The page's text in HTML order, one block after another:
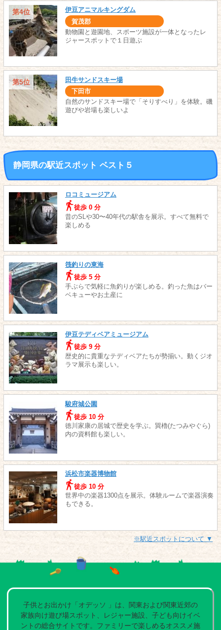
第4位 伊豆アニマルキングダム
賀茂郡
動物園と遊園地、スポーツ施設が一体となったレ
ジャースポットで１日遊ぶ
第5位 田牛サンドスキー場
下田市
自然のサンドスキー場で「そりすべり」を体験。磯
遊びや岩場も楽しいよ
静岡県の駅近スポット ベスト５
ロコミュージアム
徒歩 0 分
昔のSLや30〜40年代の駅舎を展示。すべて無料で
楽しめる
筏釣りの東海
徒歩 5 分
手ぶらで気軽に魚釣りが楽しめる。釣った魚はバー
ベキューやお土産に
伊豆テディベアミュージアム
徒歩 9 分
歴史的に貴重なテディベアたちが勢揃い。動くジオ
ラマ展示も楽しい。
駿府城公園
徒歩 10 分
徳川家康の居城で歴史を学ぶ。巽櫓(たつみやぐら)
内の資料館も楽しい。
浜松市楽器博物館
徒歩 10 分
世界中の楽器1300点を展示。体験ルームで楽器演奏
もできる。
※駅近スポットについて ▼
子供とお出かけ「オデッソ 」は、関東および関東近郊の
家族向け遊び場スポット、レジャー施設、子ども向けイベ
ントの総合サイトです。ファミリーで楽しめるオススメ施